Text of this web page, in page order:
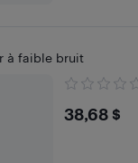
à faible bruit
$38.68
38,68 $